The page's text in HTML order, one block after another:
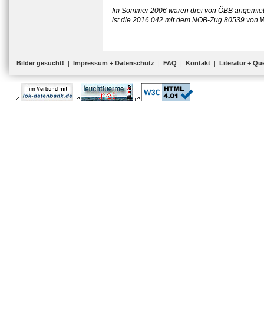
Im Sommer 2006 waren drei von ÖBB
ist die 2016 042 mit dem NOB-Zug 80539 von
Bilder gesucht! | Impressum + Datenschutz | FAQ | Kontakt | Literatur +